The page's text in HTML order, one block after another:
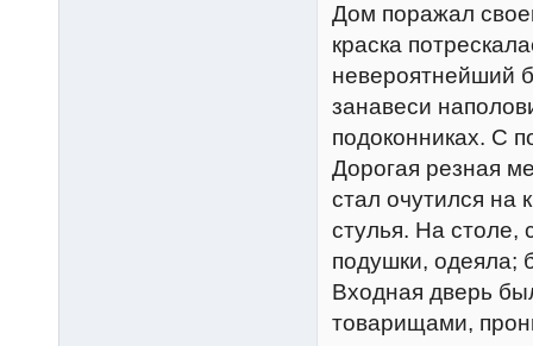
Дом поражал
краска
невероятнейший
занавеси
подоконниках. С
Дорогая резная
стал очутился
стулья. На столе,
подушки, одеяла;
Входная дверь
товарищами,